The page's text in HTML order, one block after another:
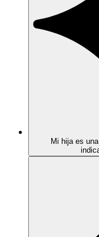
Mi hija es